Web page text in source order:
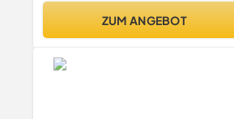
ZUM ANGEBOT